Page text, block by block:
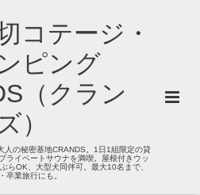
コテージ・
ピング
（クラン
ズ）
人の秘密基地CRANDS。1日1組限定の貸
ライベートサウナを満喫。屋根付きウッ
らOK、大型犬同伴可。最大10名まで、
卒業旅行にも。